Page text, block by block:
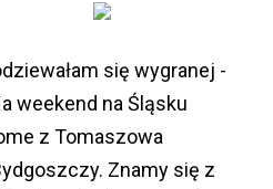
się wygranej -
weekend na Śląsku
z Tomaszowa
Znamy się z